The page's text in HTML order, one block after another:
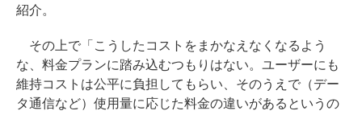
紹介。
その上で「こうしたコストをまかなえなくなるよう
な、料金プランに踏み込むつもりはない。ユーザーにも
維持コストは公平に負担してもらい、そのうえで（デー
タ通信など）使用量に応じた料金の違いがあるというの